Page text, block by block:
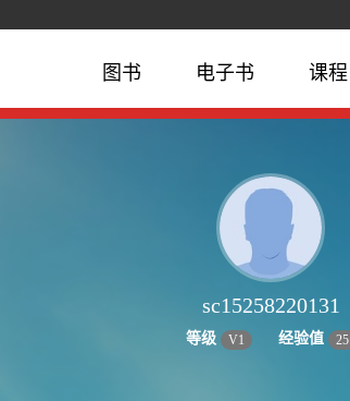
图书 电子书 课程
sc15258220131
等级 V1 经验值 25